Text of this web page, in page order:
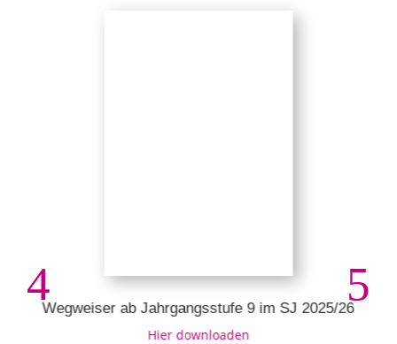
Wegweiser ab Jahrgangsstufe 9 im SJ 2025/26
Hier downloaden